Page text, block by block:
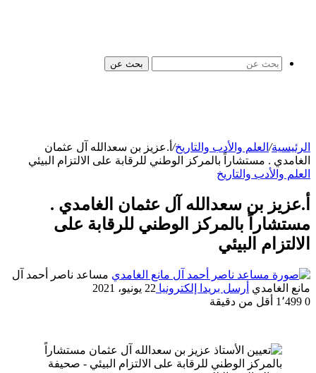
بحث عن
الرئيسية/ العلم والأدب والتاريخ/ أ.عزيز بن سعدالله آل عثمان
الغامدي . مستشاراً بالمركز الوطني للرقابة على الالتزام البيئي
العلم والأدب والتاريخ
أ.عزيز بن سعدالله آل عثمان الغامدي .
مستشاراً بالمركز الوطني للرقابة على
الالتزام البيئي
مساعد ناصر أحمد آل
مانع الغامدي أرسل بريدا إلكترونيا 22 يونيو، 2021
0
أقل من دقيقة